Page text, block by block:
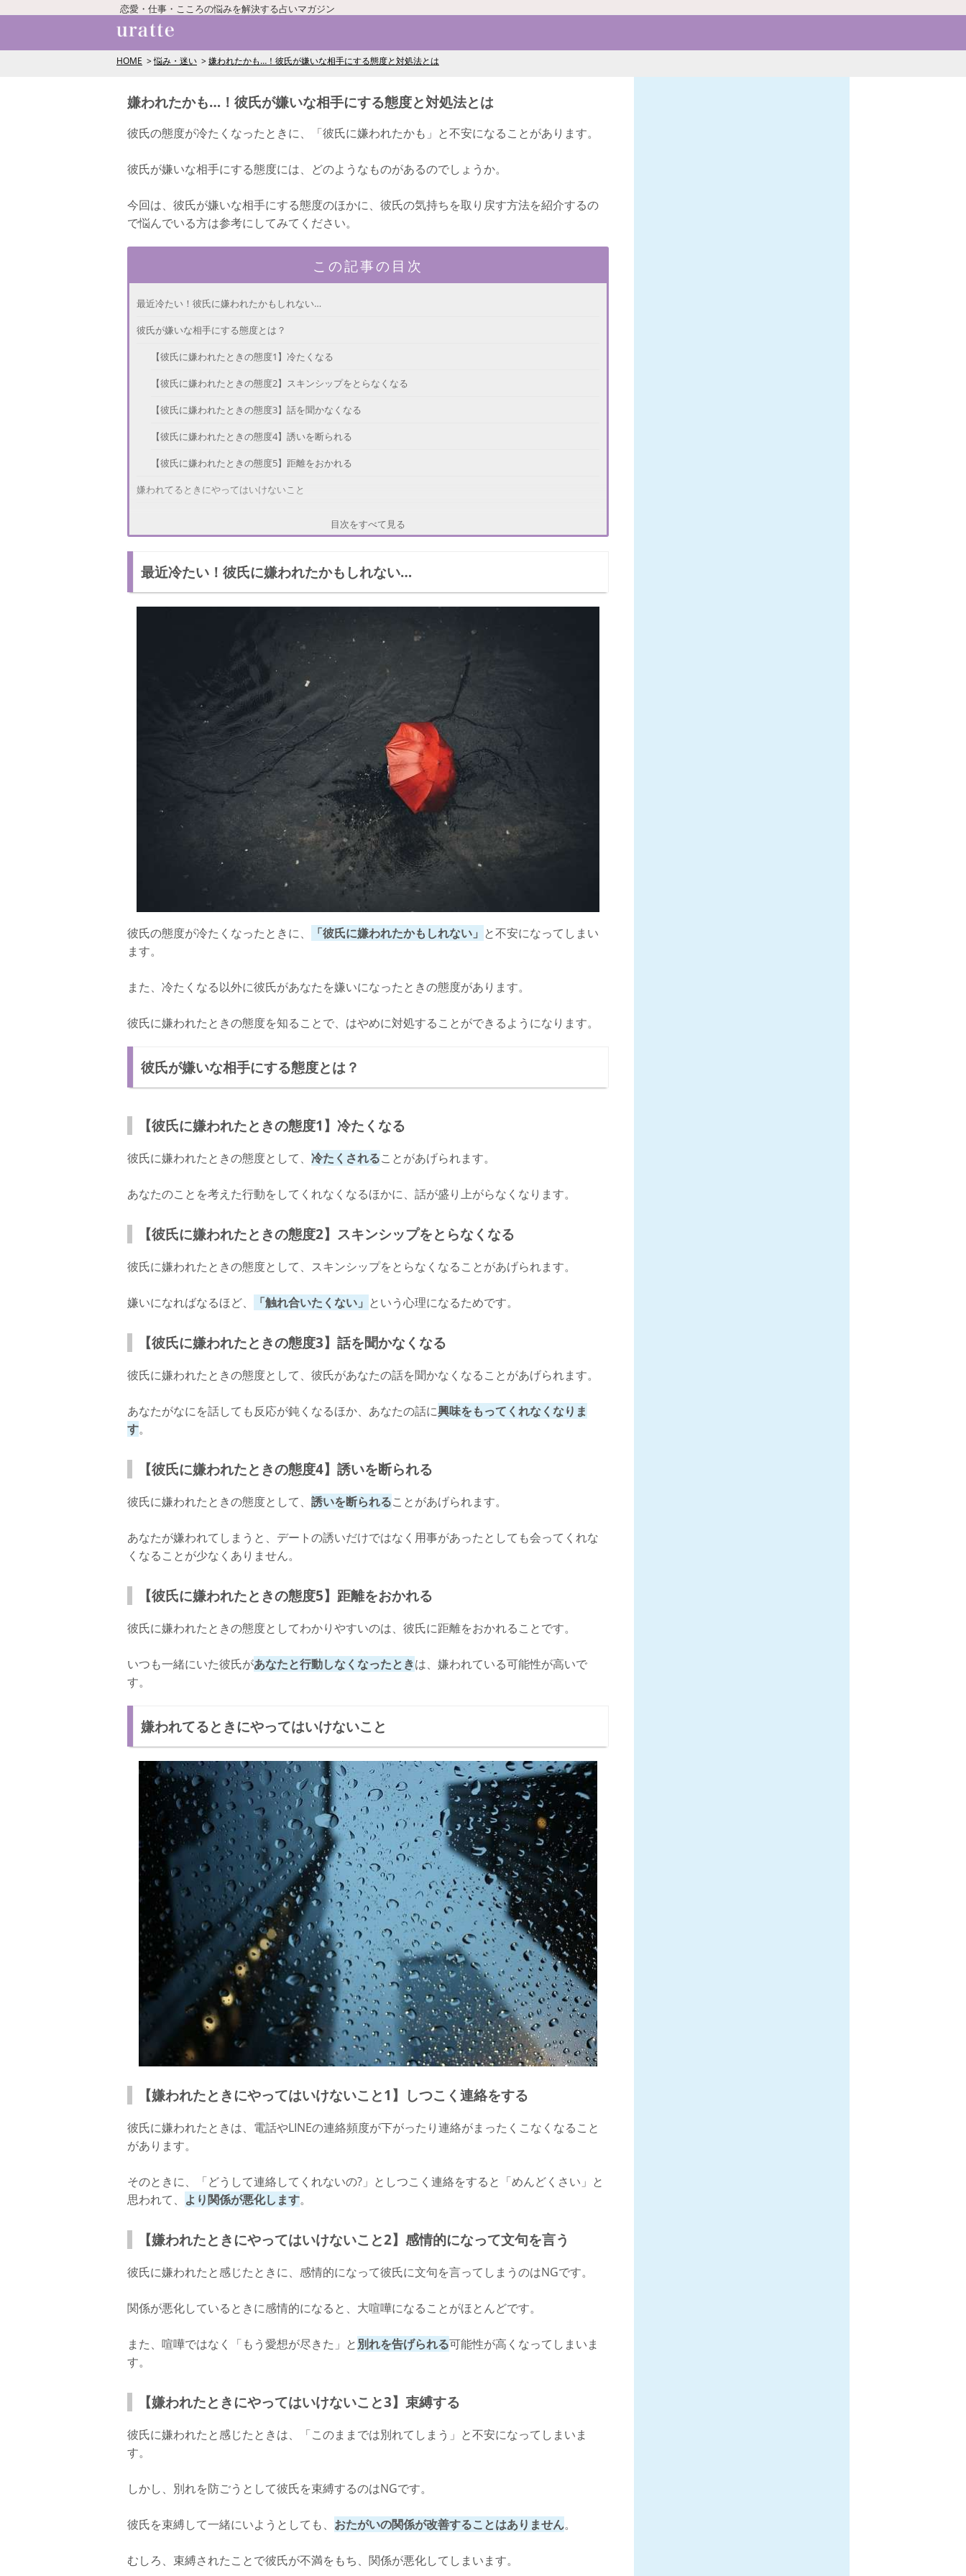
恋愛・仕事・こころの悩みを解決する占いマガジン
HOME 悩み・迷い 嫌われたかも…！彼氏が嫌いな相手にする態度と対処法とは
嫌われたかも…！彼氏が嫌いな相手にする態度と対処法とは
彼氏の態度が冷たくなったときに、「彼氏に嫌われたかも」と不安になることがあります。
彼氏が嫌いな相手にする態度には、どのようなものがあるのでしょうか。
今回は、彼氏が嫌いな相手にする態度のほかに、彼氏の気持ちを取り戻す方法を紹介するの
で悩んでいる方は参考にしてみてください。
この記事の目次
最近冷たい！彼氏に嫌われたかもしれない…
彼氏が嫌いな相手にする態度とは？
【彼氏に嫌われたときの態度1】冷たくなる
【彼氏に嫌われたときの態度2】スキンシップをとらなくなる
【彼氏に嫌われたときの態度3】話を聞かなくなる
【彼氏に嫌われたときの態度4】誘いを断られる
【彼氏に嫌われたときの態度5】距離をおかれる
嫌われてるときにやってはいけないこと
【嫌われたときにやってはいけないこと3】束縛する
彼氏の気持ちを取り戻す方法
【気持ちを取り戻す方法1】自分の悪い点を反省して改善する
【気持ちを取り戻す方法2】自分磨きをする
【気持ちを取り戻す方法3】冷静に話し合う
これ以上嫌われたら終わり！？そんなの嫌！
目次をすべて見る
最近冷たい！彼氏に嫌われたかもしれない…
彼氏の態度が冷たくなったときに、 「彼氏に嫌われたかもしれない」 と不安になってしまい
ます。
また、冷たくなる以外に彼氏があなたを嫌いになったときの態度があります。
彼氏に嫌われたときの態度を知ることで、はやめに対処することができるようになります。
彼氏が嫌いな相手にする態度とは？
【彼氏に嫌われたときの態度1】冷たくなる
彼氏に嫌われたときの態度として、 冷たくされることがあげられます。
あなたのことを考えた行動をしてくれなくなるほかに、話が盛り上がらなくなります。
【彼氏に嫌われたときの態度2】スキンシップをとらなくなる
彼氏に嫌われたときの態度として、スキンシップをとらなくなることがあげられます。
嫌いになればなるほど、 「触れ合いたくない」 という心理になるためです。
【彼氏に嫌われたときの態度3】話を聞かなくなる
彼氏に嫌われたときの態度として、彼氏があなたの話を聞かなくなることがあげられます。
あなたがなにを話しても反応が鈍くなるほか、あなたの話に興味をもってくれなくなりま
す。
【彼氏に嫌われたときの態度4】誘いを断られる
彼氏に嫌われたときの態度として、 誘いを断られることがあげられます。
あなたが嫌われてしまうと、デートの誘いだけではなく用事があったとしても会ってくれな
くなることが少なくありません。
【彼氏に嫌われたときの態度5】距離をおかれる
彼氏に嫌われたときの態度としてわかりやすいのは、彼氏に距離をおかれることです。
いつも一緒にいた彼氏があなたと行動しなくなったときは、嫌われている可能性が高いで
す。
嫌われてるときにやってはいけないこと
【嫌われたときにやってはいけないこと1】しつこく連絡をする
彼氏に嫌われたときは、電話やLINEの連絡頻度が下がったり連絡がまったくこなくなること
があります。
そのときに、「どうして連絡してくれないの?」としつこく連絡をすると「めんどくさい」と
思われて、 より関係が悪化します。
【嫌われたときにやってはいけないこと2】感情的になって文句を言う
彼氏に嫌われたと感じたときに、感情的になって彼氏に文句を言ってしまうのはNGです。
関係が悪化しているときに感情的になると、大喧嘩になることがほとんどです。
また、喧嘩ではなく「もう愛想が尽きた」と別れを告げられる可能性が高くなってしまいま
す。
【嫌われたときにやってはいけないこと3】束縛する
彼氏に嫌われたと感じたときは、「このままでは別れてしまう」と不安になってしまいま
す。
しかし、別れを防ごうとして彼氏を束縛するのはNGです。
彼氏を束縛して一緒にいようとしても、 おたがいの関係が改善することはありません。
むしろ、束縛されたことで彼氏が不満をもち、関係が悪化してしまいます。